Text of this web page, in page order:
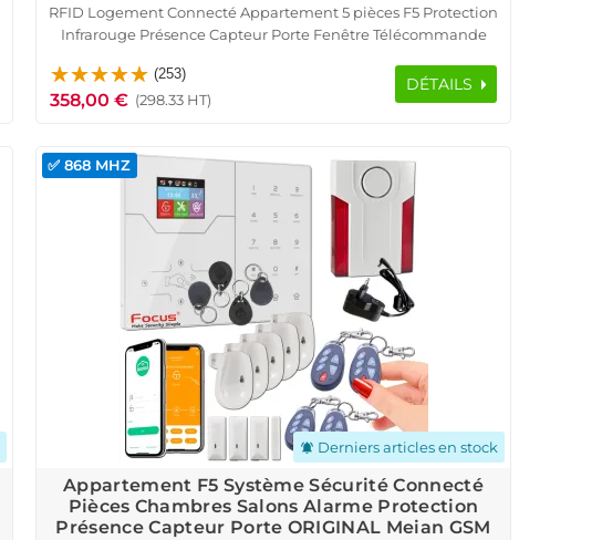
RFID Logement Connecté Appartement 5 pièces F5 Protection
Infrarouge Présence Capteur Porte Fenêtre Télécommande
SmartPhone Ethernet TCP IP Réseau GSM
(253)
358,00 € (298.33 HT)
DÉTAILS
notifications_active Derniers articles en stock
✅ 868 MHZ
Appartement F5 Système Sécurité Connecté
Pièces Chambres Salons Alarme Protection
Présence Capteur Porte ORIGINAL Meian GSM